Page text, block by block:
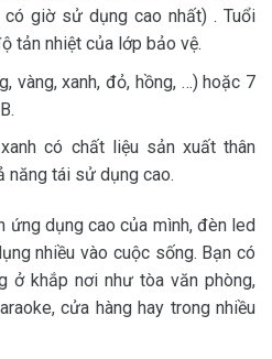
giờ sử dụng cao nhất) . Tuổi
tản nhiệt của lớp bảo vệ.
vàng, xanh, đỏ, hồng, …) hoặc 7
có chất liệu sản xuất thân
năng tái sử dụng cao.
ứng dụng cao của mình, đèn led
nhiều vào cuộc sống. Bạn có
ở khắp nơi như tòa văn phòng,
cửa hàng hay trong nhiều